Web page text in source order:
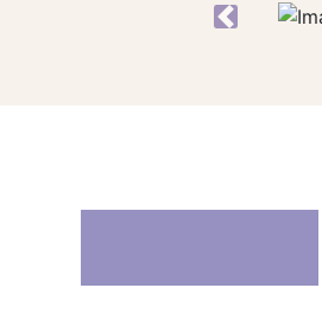
Anterior